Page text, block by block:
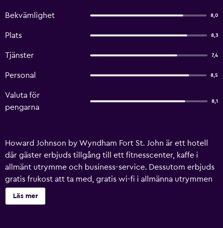
Bekvämlighet 8,0
Plats 8,3
Tjänster 7,4
Personal 8,5
Valuta för
pengarna
8,1
Howard Johnson by Wyndham Fort St. John är ett hotell
där gäster erbjuds tillgång till ett fitnesscenter, kaffe i
allmänt utrymme och business-service. Dessutom erbjuds
gratis frukost att ta med, gratis wi-fi i allmänna utrymmen
och avgiftsfri parkering. Gäster får även tillgång till
bekvämligheter som ett mötesrum, kemtvätt och
Läs mer